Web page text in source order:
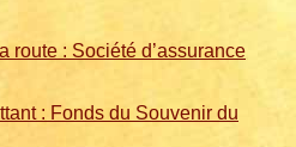
route : Société d’assurance
: Fonds du Souvenir du